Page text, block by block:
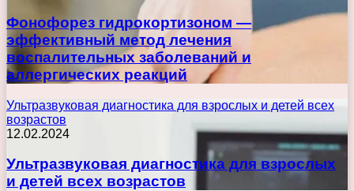
Фонофорез гидрокортизоном —
эффективный метод лечения
воспалительных заболеваний и
аллергических реакций
Ультразвуковая диагностика для взрослых и детей всех
возрастов
12.02.2024
Ультразвуковая диагностика для взрослых
и детей всех возрастов